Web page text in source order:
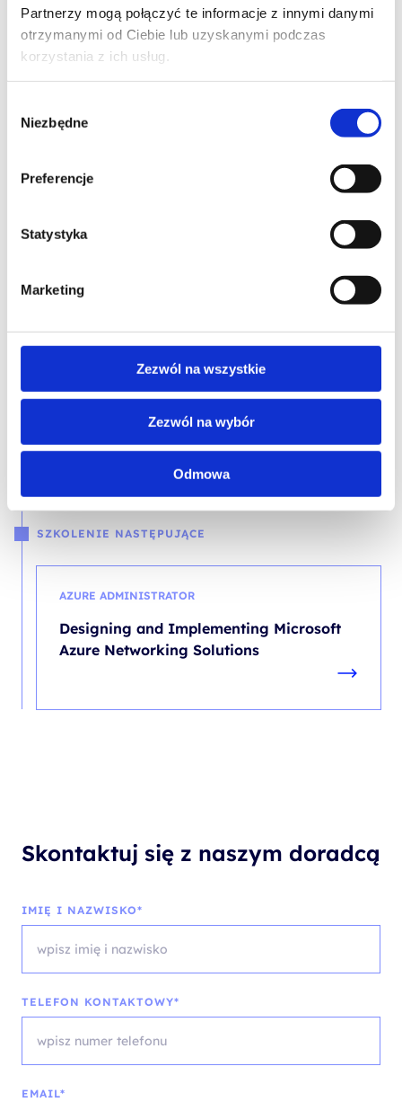
Partnerzy mogą połączyć te informacje z innymi danymi
otrzymanymi od Ciebie lub uzyskanymi podczas
korzystania z ich usług.
zgody
Niezbędne
Preferencje
Statystyka
Marketing
Zezwól na wszystkie
Zezwól na wybór
Odmowa
AZURE ADMINISTRATOR
Introduction to Cloud Infrastructure
PROMOCJA
Microsoft Azure Administrator
SZKOLENIE BIEŻĄCE
AZURE ADMINISTRATOR
Designing and Implementing Microsoft
Azure Networking Solutions
SZKOLENIE NASTĘPUJĄCE
AZURE ADMINISTRATOR
Designing and Implementing Microsoft
Azure Networking Solutions
Skontaktuj się z naszym doradcą
IMIĘ I NAZWISKO*
TELEFON KONTAKTOWY*
EMAIL*